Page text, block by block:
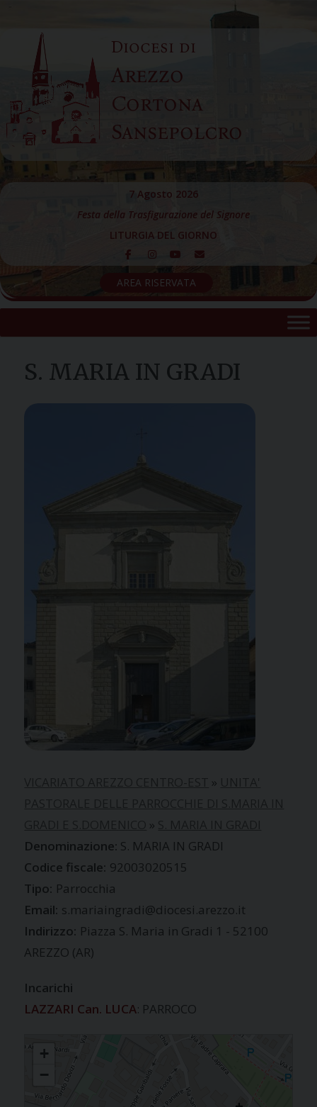
content
Diocesi di
Arezzo
Cortona
Sansepolcro
7 Agosto 2026
Festa della Trasfigurazione del Signore
LITURGIA DEL GIORNO
AREA RISERVATA
S. MARIA IN GRADI
»
»
S. MARIA IN GRADI
Codice fiscale: 92003020515
Tipo: Parrocchia
Email: s.mariaingradi@diocesi.arezzo.it
Indirizzo: Piazza S. Maria in Gradi 1 - 52100
AREZZO (AR)
Incarichi
LAZZARI Can. LUCA: PARROCO
S. MARIA IN GRADI
+
−